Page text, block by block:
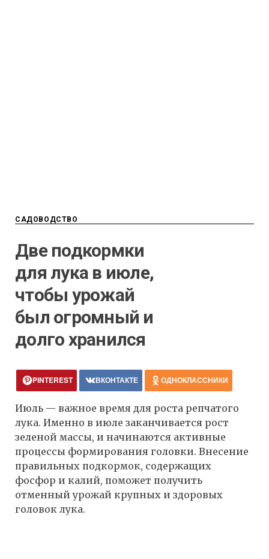
САДОВОДСТВО
Две подкормки
для лука в июле,
чтобы урожай
был огромный и
долго хранился
PINTEREST ВКОНТАКТЕ ОДНОКЛАССНИКИ
Июль — важное время для роста репчатого
лука. Именно в июле заканчивается рост
зеленой массы, и начинаются активные
процессы формирования головки. Внесение
правильных подкормок, содержащих
фосфор и калий, поможет получить
отменный урожай крупных и здоровых
головок лука.